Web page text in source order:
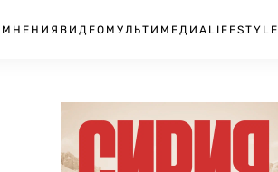
МНЕНИЯ ВИДЕО МУЛЬТИМЕДИА LIFESTYLE